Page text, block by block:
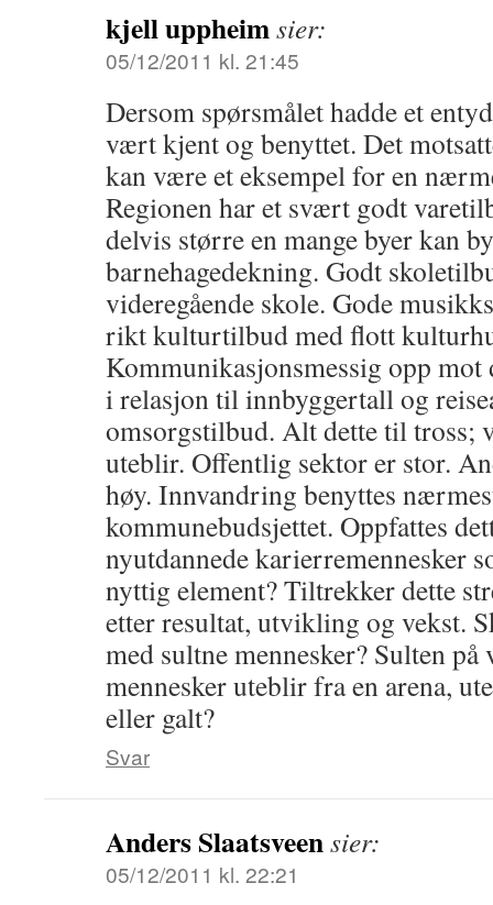
kjell uppheimsier:
05/12/2011 kl. 21:45
Dersom spørsmålet hadde et
vært kjent og benyttet. Det
kan være et eksempel for en
Regionen har et svært godt
delvis større en mange byer kan
barnehagedekning. Godt
videregående skole. Gode
rikt kulturtilbud med flott
Kommunikasjonsmessig opp mot
i relasjon til innbyggertall og
omsorgstilbud. Alt dette til tross;
uteblir. Offentlig sektor er stor.
høy. Innvandring benyttes
kommunebudsjettet. Oppfattes
nyutdannede karierremennesker
nyttig element? Tiltrekker dette
etter resultat, utvikling og vekst.
med sultne mennesker? Sulten på
mennesker uteblir fra en arena,
eller galt?
Svar
Anders Slaatsveensier:
05/12/2011 kl. 22:21